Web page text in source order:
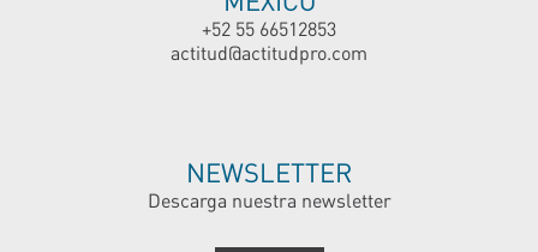
+52 55 66512853
actitud@actitudpro.com
NEWSLETTER
Descarga nuestra newsletter